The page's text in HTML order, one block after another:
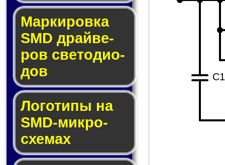
Маркировка
SMD драй­ве­
ров све­то­ди­о­
дов
Логотипы на
SMD-мик­ро­
схе­мах
C1